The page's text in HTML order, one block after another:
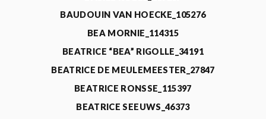
BAUDOUIN VAN HOECKE_105276
BEA MORNIE_114315
BEATRICE “BEA” RIGOLLE_34191
BEATRICE DE MEULEMEESTER_27847
BEATRICE RONSSE_115397
BEATRICE SEEUWS_46373